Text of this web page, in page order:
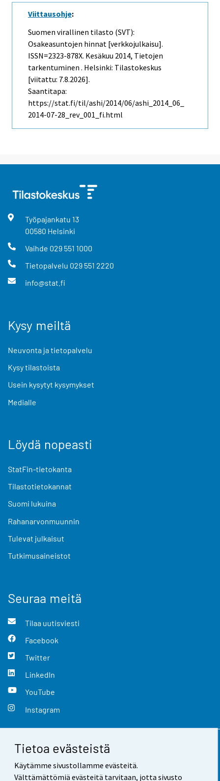
Tietoa evästeistä
Käytämme sivustollamme evästeitä.
Välttämättömiä evästeitä tarvitaan, jotta sivusto
Viittausohje:
Suomen virallinen tilasto (SVT):
Osakeasuntojen hinnat [verkkojulkaisu].
ISSN=2323-878X. Kesäkuu 2014, Tietojen
tarkentuminen . Helsinki: Tilastokeskus
[viitattu: 7.8.2026].
Saantitapa:
https://stat.fi/til/ashi/2014/06/ashi_2014_06_
2014-07-28_rev_001_fi.html
Työpajankatu 13
00580 Helsinki
Vaihde 029 551 1000
Tietopalvelu 029 551 2220
info@stat.fi
Kysy meiltä
Neuvonta ja tietopalvelu
Kysy tilastoista
Usein kysytyt kysymykset
Medialle
Löydä nopeasti
StatFin-tietokanta
Tilastotietokannat
Suomi lukuina
Rahanarvonmuunnin
Tulevat julkaisut
Tutkimusaineistot
Seuraa meitä
Tilaa uutisviesti
Facebook
Twitter
LinkedIn
YouTube
Instagram
Yhteystiedot
Palaute